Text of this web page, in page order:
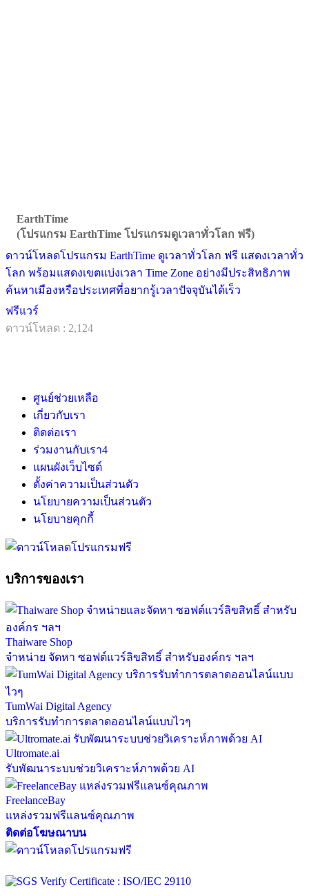
EarthTime
(โปรแกรม EarthTime โปรแกรมดูเวลาทั่วโลก ฟรี)
ดาวน์โหลดโปรแกรม EarthTime ดูเวลาทั่วโลก ฟรี แสดงเวลาทั่ว
โลก พร้อมแสดงเขตแบ่งเวลา Time Zone อย่างมีประสิทธิภาพ
ค้นหาเมืองหรือประเทศที่อยากรู้เวลาปัจจุบันได้เร็ว
ฟรีแวร์
ดาวน์โหลด : 2,124
ศูนย์ช่วยเหลือ
เกี่ยวกับเรา
ติดต่อเรา
ร่วมงานกับเรา4
แผนผังเว็บไซต์
ตั้งค่าความเป็นส่วนตัว
นโยบายความเป็นส่วนตัว
นโยบายคุกกี้
บริการของเรา
Thaiware Shop
จำหน่าย จัดหา ซอฟต์แวร์ลิขสิทธิ์ สำหรับองค์กร ฯลฯ
TumWai Digital Agency
บริการรับทำการตลาดออนไลน์แบบไวๆ
Ultromate.ai
รับพัฒนาระบบช่วยวิเคราะห์ภาพด้วย AI
FreelanceBay
แหล่งรวมฟรีแลนซ์คุณภาพ
ติดต่อโฆษณาบน